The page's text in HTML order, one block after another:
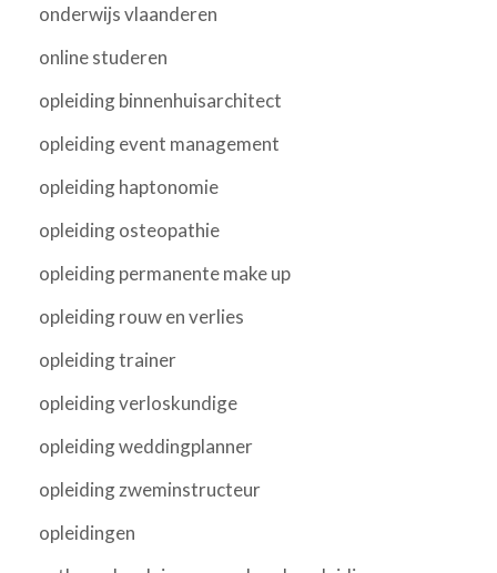
onderwijs vlaanderen
online studeren
opleiding binnenhuisarchitect
opleiding event management
opleiding haptonomie
opleiding osteopathie
opleiding permanente make up
opleiding rouw en verlies
opleiding trainer
opleiding verloskundige
opleiding weddingplanner
opleiding zweminstructeur
opleidingen